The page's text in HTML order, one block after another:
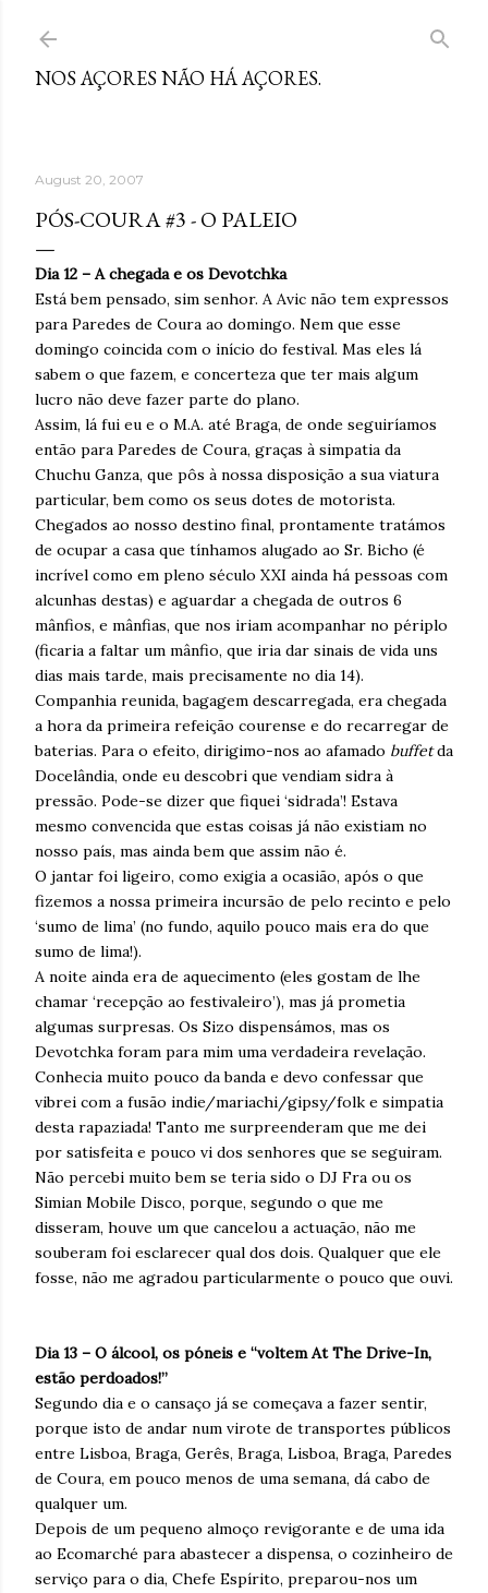
NOS AÇORES NÃO HÁ AÇORES.
August 20, 2007
PÓS-COURA #3 - O PALEIO
Dia 12 – A chegada e os Devotchka
Está bem pensado, sim senhor. A Avic não tem expressos
para Paredes de Coura ao domingo. Nem que esse
domingo coincida com o início do festival. Mas eles lá
sabem o que fazem, e concerteza que ter mais algum
lucro não deve fazer parte do plano.
Assim, lá fui eu e o M.A. até Braga, de onde seguiríamos
então para Paredes de Coura, graças à simpatia da
Chuchu Ganza, que pôs à nossa disposição a sua viatura
particular, bem como os seus dotes de motorista.
Chegados ao nosso destino final, prontamente tratámos
de ocupar a casa que tínhamos alugado ao Sr. Bicho (é
incrível como em pleno século XXI ainda há pessoas com
alcunhas destas) e aguardar a chegada de outros 6
mânfios, e mânfias, que nos iriam acompanhar no périplo
(ficaria a faltar um mânfio, que iria dar sinais de vida uns
dias mais tarde, mais precisamente no dia 14).
Companhia reunida, bagagem descarregada, era chegada
a hora da primeira refeição courense e do recarregar de
baterias. Para o efeito, dirigimo-nos ao afamado buffetda
Docelândia, onde eu descobri que vendiam sidra à
pressão. Pode-se dizer que fiquei ‘sidrada’! Estava
mesmo convencida que estas coisas já não existiam no
nosso país, mas ainda bem que assim não é.
O jantar foi ligeiro, como exigia a ocasião, após o que
fizemos a nossa primeira incursão de pelo recinto e pelo
‘sumo de lima’ (no fundo, aquilo pouco mais era do que
sumo de lima!).
A noite ainda era de aquecimento (eles gostam de lhe
chamar ‘recepção ao festivaleiro’), mas já prometia
algumas surpresas. Os Sizo dispensámos, mas os
Devotchka foram para mim uma verdadeira revelação.
Conhecia muito pouco da banda e devo confessar que
vibrei com a fusão indie/mariachi/gipsy/folk e simpatia
desta rapaziada! Tanto me surpreenderam que me dei
por satisfeita e pouco vi dos senhores que se seguiram.
Não percebi muito bem se teria sido o DJ Fra ou os
Simian Mobile Disco, porque, segundo o que me
disseram, houve um que cancelou a actuação, não me
souberam foi esclarecer qual dos dois. Qualquer que ele
fosse, não me agradou particularmente o pouco que ouvi.
Dia 13 – O álcool, os póneis e “voltem At The Drive-In,
estão perdoados!”
Segundo dia e o cansaço já se começava a fazer sentir,
porque isto de andar num virote de transportes públicos
entre Lisboa, Braga, Gerês, Braga, Lisboa, Braga, Paredes
de Coura, em pouco menos de uma semana, dá cabo de
qualquer um.
Depois de um pequeno almoço revigorante e de uma ida
ao Ecomarché para abastecer a dispensa, o cozinheiro de
serviço para o dia, Chefe Espírito, preparou-nos um